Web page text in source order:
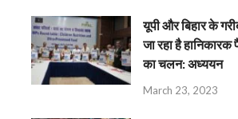
यूपी और बिहार के
जा रहा है
का चलन: अध्ययन
March 23, 2023